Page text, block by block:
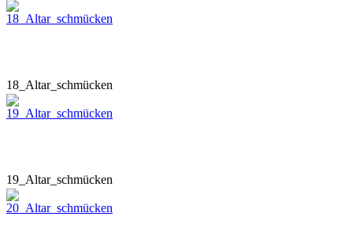
18_Altar_schmücken
19_Altar_schmücken